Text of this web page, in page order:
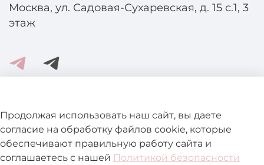
Помощь и информация
Подробнее о магазине
Москва, ул. Садовая-Сухаревская, д. 15 с.1, 3
этаж
Продолжая использовать наш сайт, вы даете
согласие на обработку файлов cookie, которые
обеспечивают правильную работу сайта и
соглашаетесь с нашей Политикой безопасности